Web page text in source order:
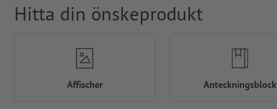
Hitta din önskeprodukt
Affischer Anteckningsblock